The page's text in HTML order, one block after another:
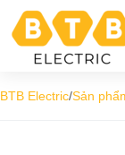
BTB Electric/Sản